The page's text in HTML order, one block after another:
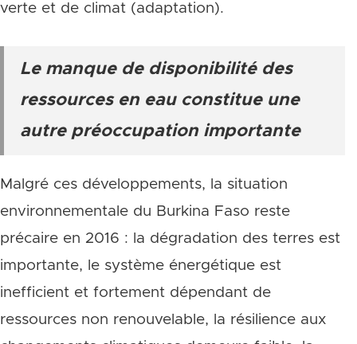
verte et de climat (adaptation).
Le manque de disponibilité des
ressources en eau constitue une
autre préoccupation importante
Malgré ces développements, la situation
environnementale du Burkina Faso reste
précaire en 2016 : la dégradation des terres est
importante, le système énergétique est
inefficient et fortement dépendant de
ressources non renouvelable, la résilience aux